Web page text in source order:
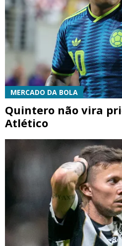
MERCADO DA BOLA
Quintero não vira
Atlético